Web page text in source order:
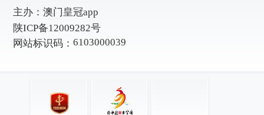
主办： 澳门皇冠app
陕ICP备12009282号
网站标识码： 6103000039